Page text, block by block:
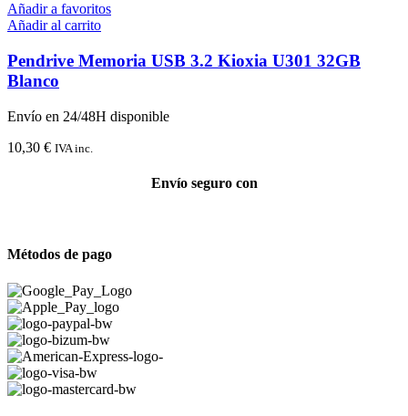
Añadir a favoritos
Añadir al carrito
Pendrive Memoria USB 3.2 Kioxia U301 32GB
Blanco
Envío en 24/48H disponible
10,30 € IVA inc.
Envío seguro con
Métodos de pago